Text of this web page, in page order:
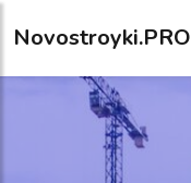
Novostroyki.PRO